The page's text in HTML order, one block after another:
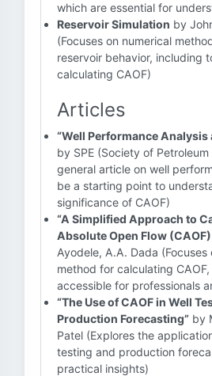
which are essential for
Reservoir Simulation by
(Focuses on numerical
reservoir behavior, including
calculating CAOF)
Articles
“Well Performance
by SPE (Society of
general article on well
be a starting point to
significance of CAOF)
“A Simplified Approach to
Absolute Open Flow (CAOF)
Ayodele, A.A. Dada (Focuses
method for calculating
accessible for professionals
“The Use of CAOF in Well
Production Forecasting” by
Patel (Explores the
testing and production
practical insights)